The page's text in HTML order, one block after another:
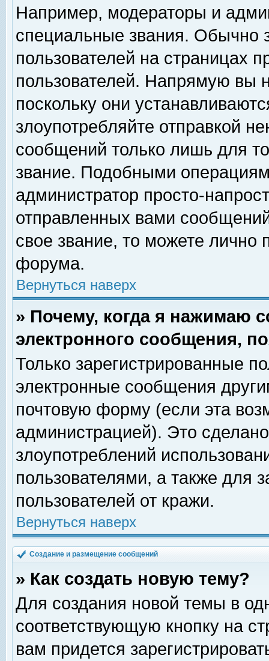
Например, модераторы и
специальные звания. Обычно
пользователей на страницах
пользователей. Напрямую вы
поскольку они
злоупотребляйте отправкой
сообщений только лишь для
звание. Подобными
администратор просто-
отправленных вами
свое звание, то можете лично
форума.
Вернуться наверх
» Почему, когда я нажимаю
электронного сообщения,
Только зарегистрированные
электронные сообщения
почтовую форму (если эта
администрацией). Это
злоупотреблений
пользователями, а также для
пользователей от кражи.
Вернуться наверх
Создание и размещение сообщений
» Как создать новую тему?
Для создания новой темы в
соответствующую кнопку на
вам придется